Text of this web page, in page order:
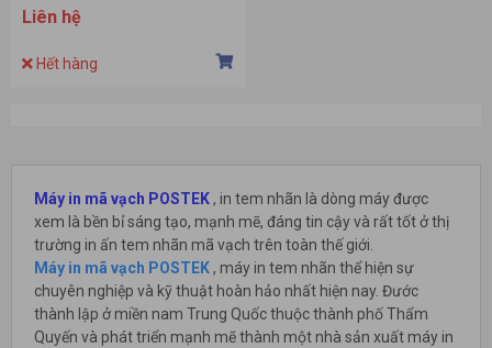
Liên hệ
Hết hàng
Máy in mã vạch POSTEK, in tem nhãn là dòng máy được
xem là bền bỉ sáng tạo, mạnh mẽ, đáng tin cậy và rất tốt ở thị
trường in ấn tem nhãn mã vạch trên toàn thế giới.
Máy in mã vạch POSTEK, máy in tem nhãn thể hiện sự
chuyên nghiệp và kỹ thuật hoàn hảo nhất hiện nay. Đước
thành lập ở miền nam Trung Quốc thuộc thành phố Thẩm
Quyến và phát triển mạnh mẽ thành một nhà sản xuất máy in